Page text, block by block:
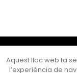
Aquest lloc web fa
l’experiència de